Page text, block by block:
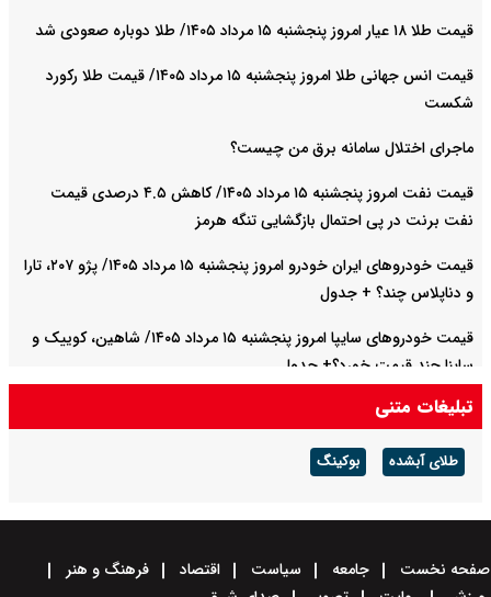
قیمت طلا ۱۸ عیار امروز پنجشنبه ۱۵ مرداد ۱۴۰۵/ طلا دوباره صعودی شد
قیمت انس جهانی طلا امروز پنجشنبه ۱۵ مرداد ۱۴۰۵/ قیمت طلا رکورد
شکست
ماجرای اختلال سامانه برق من چیست؟
قیمت نفت امروز پنجشنبه ۱۵ مرداد ۱۴۰۵/ کاهش ۴.۵ درصدی قیمت
نفت برنت در پی احتمال بازگشایی تنگه هرمز
قیمت خودرو‌های ایران خودرو امروز پنجشنبه ۱۵ مرداد ۱۴۰۵/ پژو ۲۰۷، تارا
و دناپلاس چند؟ + جدول
قیمت خودرو‌های سایپا امروز پنجشنبه ۱۵ مرداد ۱۴۰۵/ شاهین، کوییک و
ساینا چند قیمت خورد؟+ جدول
قیمت دینار عراق امروز پنجشنبه ۱۵ مرداد ۱۴۰۵ اعلام شد + جدول
تبلیغات متنی
طلای آبشده بوکینگ
صفحه نخست جامعه سیاست اقتصاد
فرهنگ و هنر